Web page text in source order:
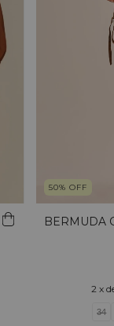
50% OFF
BERMUDA
2 x
34